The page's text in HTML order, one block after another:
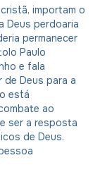
importam o
Deus perdoaria
permanecer
Paulo
e fala
de Deus para a
está
ao
ser a resposta
de Deus.